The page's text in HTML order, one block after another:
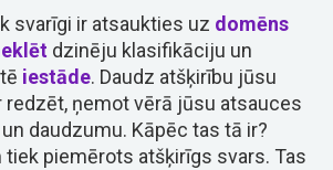
svarīgi ir atsaukties uz domēns
dzinēju klasifikāciju un
iestāde. Daudz atšķirību jūsu
redzēt, ņemot vērā jūsu atsauces
daudzumu. Kāpēc tas tā ir?
tiek piemērots atšķirīgs svars. Tas